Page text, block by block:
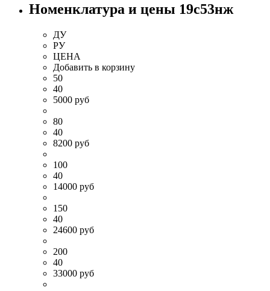
Номенклатура и цены 19с53нж
ДУ
РУ
ЦЕНА
Добавить в корзину
50
40
5000 руб
80
40
8200 руб
100
40
14000 руб
150
40
24600 руб
200
40
33000 руб